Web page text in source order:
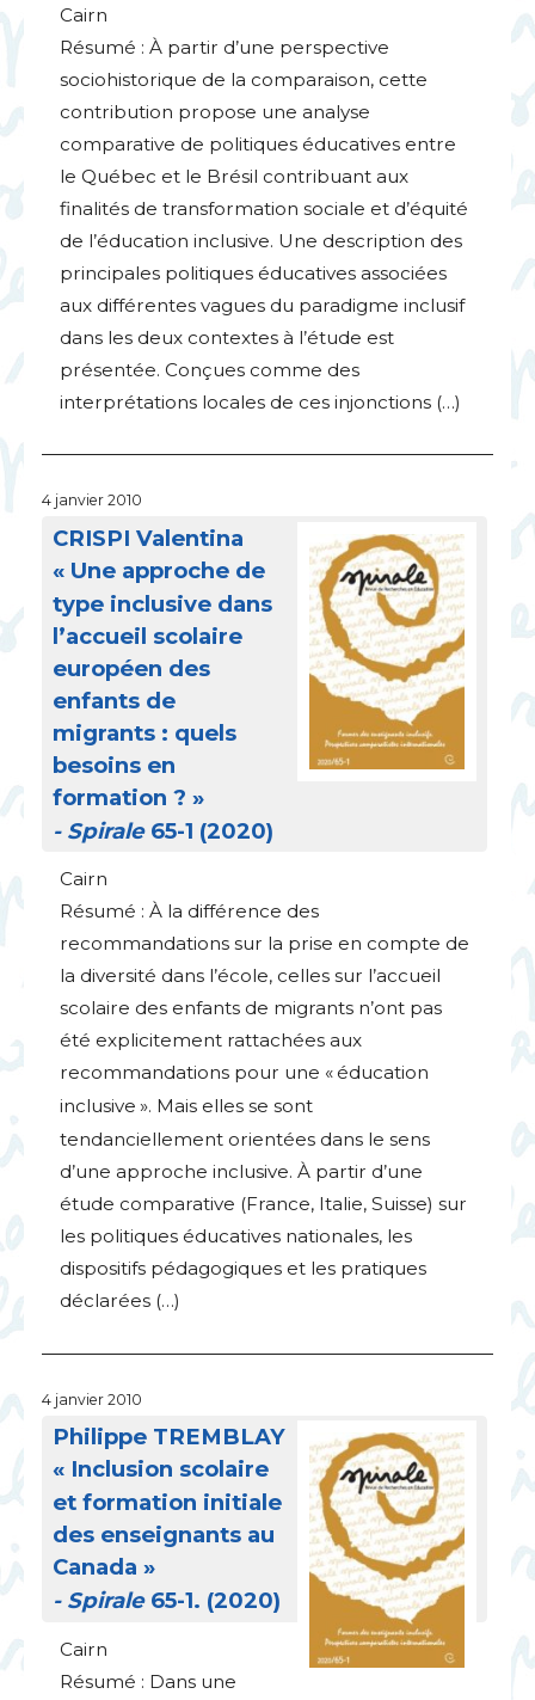
Cairn
Résumé : À partir d’une perspective
sociohistorique de la comparaison, cette
contribution propose une analyse
comparative de politiques éducatives entre
le Québec et le Brésil contribuant aux
finalités de transformation sociale et d’équité
de l’éducation inclusive. Une description des
principales politiques éducatives associées
aux différentes vagues du paradigme inclusif
dans les deux contextes à l’étude est
présentée. Conçues comme des
interprétations locales de ces injonctions (…)
4 janvier 2010
CRISPI Valentina
« Une approche de
type inclusive dans
l’accueil scolaire
européen des
enfants de
migrants : quels
besoins en
formation ? »
- Spirale65-1 (2020)
Cairn
Résumé : À la différence des
recommandations sur la prise en compte de
la diversité dans l’école, celles sur l’accueil
scolaire des enfants de migrants n’ont pas
été explicitement rattachées aux
recommandations pour une « éducation
inclusive ». Mais elles se sont
tendanciellement orientées dans le sens
d’une approche inclusive. À partir d’une
étude comparative (France, Italie, Suisse) sur
les politiques éducatives nationales, les
dispositifs pédagogiques et les pratiques
déclarées (…)
4 janvier 2010
Philippe TREMBLAY
« Inclusion scolaire
et formation initiale
des enseignants au
Canada »
- Spirale65-1. (2020)
Cairn
Résumé : Dans une